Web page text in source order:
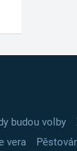
budou volby
vera